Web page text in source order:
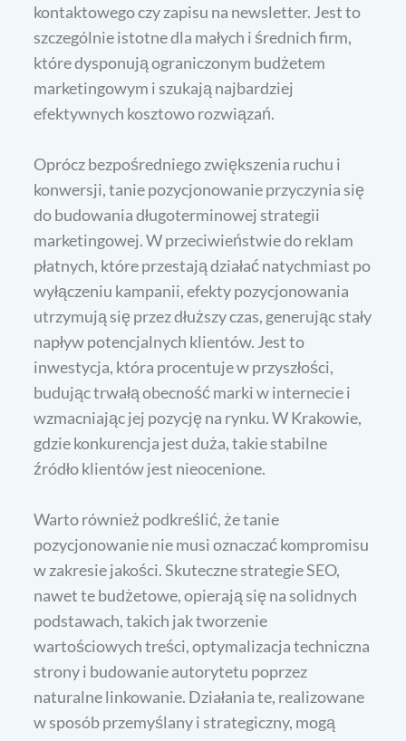
kontaktowego czy zapisu na newsletter. Jest to
szczególnie istotne dla małych i średnich firm,
które dysponują ograniczonym budżetem
marketingowym i szukają najbardziej
efektywnych kosztowo rozwiązań.
Oprócz bezpośredniego zwiększenia ruchu i
konwersji, tanie pozycjonowanie przyczynia się
do budowania długoterminowej strategii
marketingowej. W przeciwieństwie do reklam
płatnych, które przestają działać natychmiast po
wyłączeniu kampanii, efekty pozycjonowania
utrzymują się przez dłuższy czas, generując stały
napływ potencjalnych klientów. Jest to
inwestycja, która procentuje w przyszłości,
budując trwałą obecność marki w internecie i
wzmacniając jej pozycję na rynku. W Krakowie,
gdzie konkurencja jest duża, takie stabilne
źródło klientów jest nieocenione.
Warto również podkreślić, że tanie
pozycjonowanie nie musi oznaczać kompromisu
w zakresie jakości. Skuteczne strategie SEO,
nawet te budżetowe, opierają się na solidnych
podstawach, takich jak tworzenie
wartościowych treści, optymalizacja techniczna
strony i budowanie autorytetu poprzez
naturalne linkowanie. Działania te, realizowane
w sposób przemyślany i strategiczny, mogą